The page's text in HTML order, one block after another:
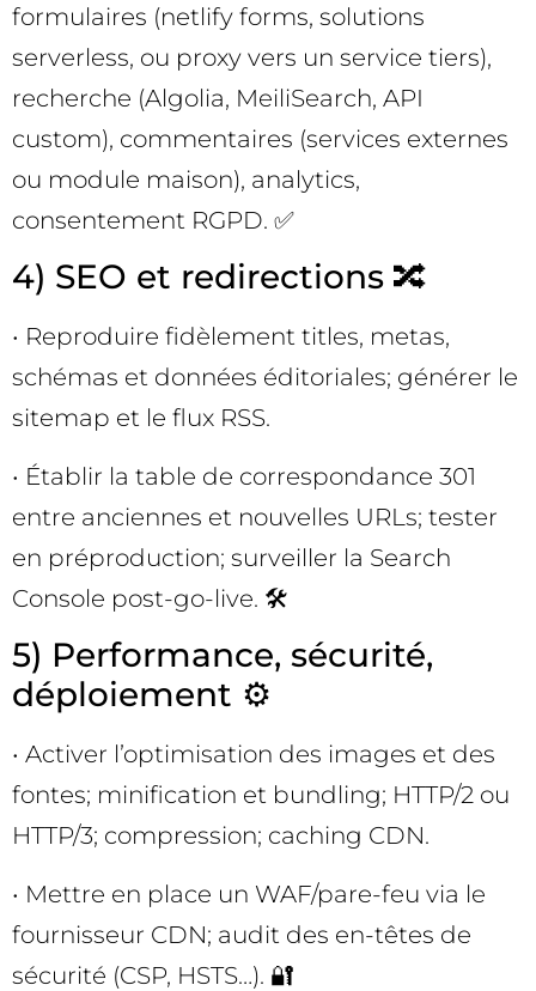
formulaires (netlify forms, solutions
serverless, ou proxy vers un service tiers),
recherche (Algolia, MeiliSearch, API
custom), commentaires (services externes
ou module maison), analytics,
consentement RGPD. ✅
4) SEO et redirections 🔀
• Reproduire fidèlement titles, metas,
schémas et données éditoriales; générer le
sitemap et le flux RSS.
• Établir la table de correspondance 301
entre anciennes et nouvelles URLs; tester
en préproduction; surveiller la Search
Console post-go-live. 🛠️
5) Performance, sécurité,
déploiement ⚙️
• Activer l’optimisation des images et des
fontes; minification et bundling; HTTP/2 ou
HTTP/3; compression; caching CDN.
• Mettre en place un WAF/pare-feu via le
fournisseur CDN; audit des en-têtes de
sécurité (CSP, HSTS…). 🔐